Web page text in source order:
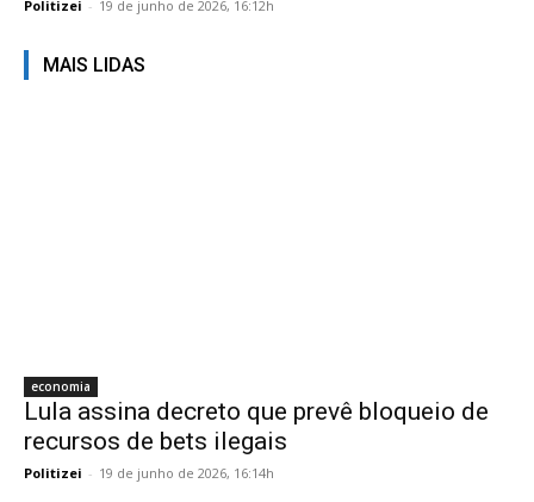
Politizei - 19 de junho de 2026, 16:12h
MAIS LIDAS
economia
Lula assina decreto que prevê bloqueio de
recursos de bets ilegais
Politizei - 19 de junho de 2026, 16:14h